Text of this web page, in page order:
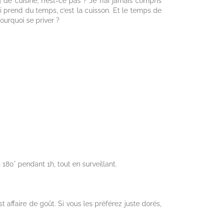
du temps, c’est la cuisson. Et le temps de
se priver ?
pendant 1h, tout en surveillant.
affaire de goût. Si vous les préférez juste dorés,